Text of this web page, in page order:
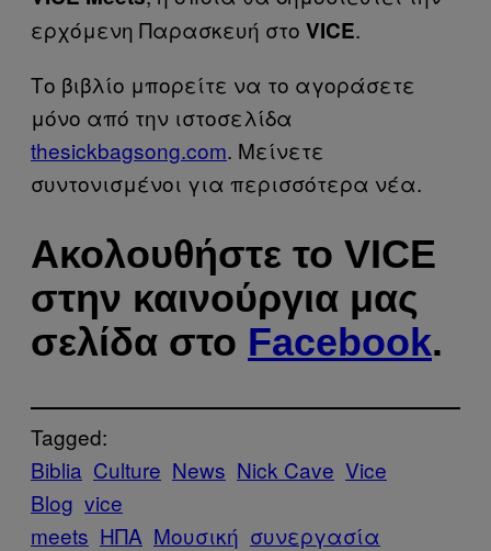
ερχόμενη Παρασκευή στο VICE.
Το βιβλίο μπορείτε να το αγοράσετε
μόνο από την ιστοσελίδα
thesickbagsong.com. Μείνετε
συντονισμένοι για περισσότερα νέα.
Ακολουθήστε το VICE
στην καινούργια μας
σελίδα στο Facebook.
Tagged:
Biblia Culture News Nick Cave Vice
Blog vice
meets ΗΠΑ Μουσική συνεργασία